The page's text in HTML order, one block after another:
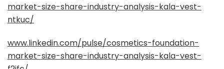
market-size-share-industry-analysis-kala-vest-
ntkuc/
www.linkedin.com/pulse/cosmetics-foundation-
market-size-share-industry-analysis-kala-vest-